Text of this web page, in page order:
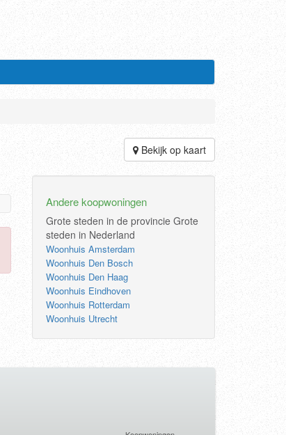
Bekijk op kaart
Andere koopwoningen
Grote steden in de provincie Grote
steden in Nederland
Woonhuis Amsterdam
Woonhuis Den Bosch
Woonhuis Den Haag
Woonhuis Eindhoven
Woonhuis Rotterdam
Woonhuis Utrecht